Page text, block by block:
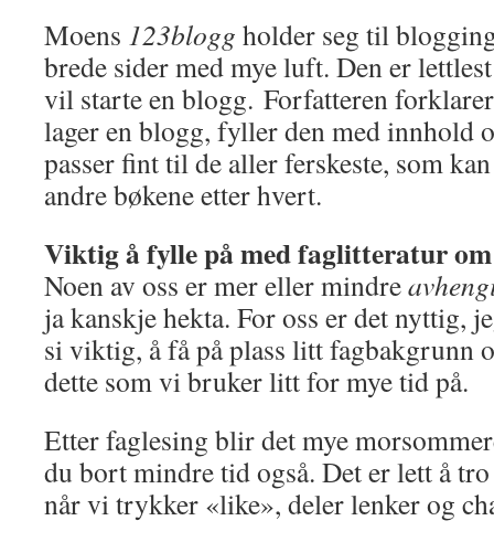
Moens 123blogg holder seg til
brede sider med mye luft. Den er
vil starte en blogg. Forfatteren
lager en blogg, fyller den med innhold
passer fint til de aller ferskeste, som
andre bøkene etter hvert.
Viktig å fylle på med faglitteratur om
Noen av oss er mer eller mindre
ja kanskje hekta. For oss er det nyttig,
si viktig, å få på plass litt fagbakgrunn
dette som vi bruker litt for mye tid på.
Etter faglesing blir det mye
du bort mindre tid også. Det er lett å
når vi trykker «like», deler lenker og